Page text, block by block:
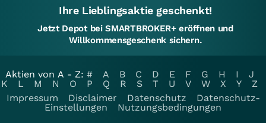
Ihre Lieblingsaktie geschenkt!
Jetzt Depot bei SMARTBROKER+ eröffnen und
Willkommensgeschenk sichern.
Aktien von A - Z: # A B C D E F G H I
J
K
L M N O P Q R S T U V W X Y
Z
Impressum
Disclaimer Datenschutz
Datenschutz-
Einstellungen
Nutzungsbedingungen